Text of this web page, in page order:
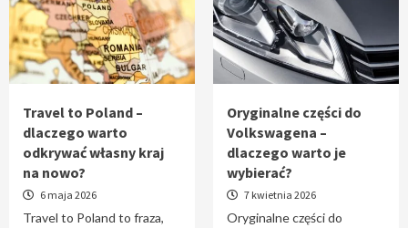
5
Tworzenie aplikacji internetowych – jak
powstają nowoczesne rozwiązania cyfrowe
1
Travel to Poland – dlaczego warto odkrywać
własny kraj na nowo?
Travel to Poland –
dlaczego warto
odkrywać własny kraj
na nowo?
6 maja 2026
Travel to Poland to fraza,
Oryginalne części do
Volkswagena –
dlaczego warto je
wybierać?
7 kwietnia 2026
Oryginalne części do